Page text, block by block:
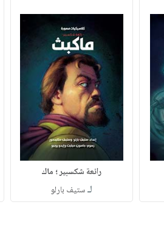
رائعة شكسبير ؛ ماك
لـستيف بارلو